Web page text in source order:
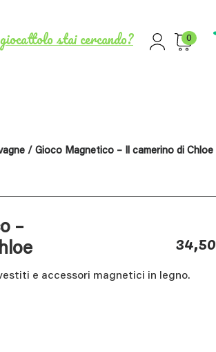
stai cercando? 0
/ Gioco Magnetico – Il camerino di Chloe
–
34,50
e accessori magnetici in legno.